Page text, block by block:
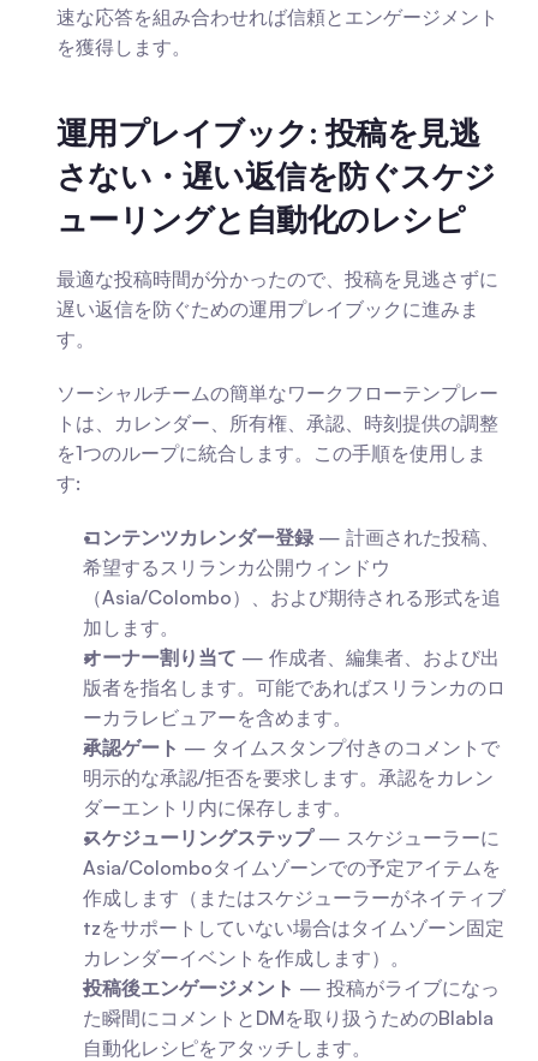
速な応答を組み合わせれば信頼とエンゲージメント
を獲得します。
運用プレイブック: 投稿を見逃
さない・遅い返信を防ぐスケジ
ューリングと自動化のレシピ
最適な投稿時間が分かったので、投稿を見逃さずに
遅い返信を防ぐための運用プレイブックに進みま
す。
ソーシャルチームの簡単なワークフローテンプレー
トは、カレンダー、所有権、承認、時刻提供の調整
を1つのループに統合します。この手順を使用しま
す:
コンテンツカレンダー登録 — 計画された投稿、
希望するスリランカ公開ウィンドウ
（Asia/Colombo）、および期待される形式を追
加します。
オーナー割り当て — 作成者、編集者、および出
版者を指名します。可能であればスリランカのロ
ーカラレビュアーを含めます。
承認ゲート — タイムスタンプ付きのコメントで
明示的な承認/拒否を要求します。承認をカレン
ダーエントリ内に保存します。
スケジューリングステップ — スケジューラーに
Asia/Colomboタイムゾーンでの予定アイテムを
作成します（またはスケジューラーがネイティブ
tzをサポートしていない場合はタイムゾーン固定
カレンダーイベントを作成します）。
投稿後エンゲージメント — 投稿がライブになっ
た瞬間にコメントとDMを取り扱うためのBlabla
自動化レシピをアタッチします。